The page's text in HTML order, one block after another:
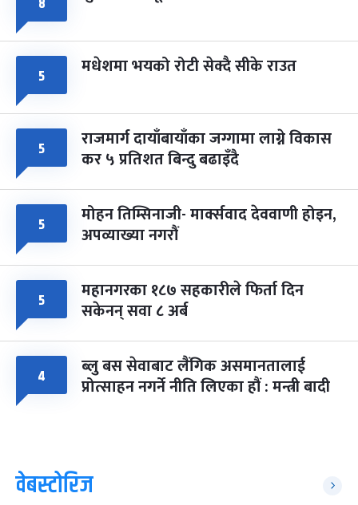
५ मधेशमा भयको रोटी सेक्दै सीके राउत
५ राजमार्ग दायाँबायाँका जग्गामा लाग्ने विकास
कर ५ प्रतिशत बिन्दु बढाइँदै
५ मोहन तिम्सिनाजी- मार्क्सवाद देववाणी होइन,
अपव्याख्या नगरौं
५ महानगरका १८७ सहकारीले फिर्ता दिन
सकेनन् सवा ८ अर्ब
४ ब्लु बस सेवाबाट लैंगिक असमानतालाई
प्रोत्साहन नगर्ने नीति लिएका हौं : मन्त्री बादी
वेबस्टोरिज